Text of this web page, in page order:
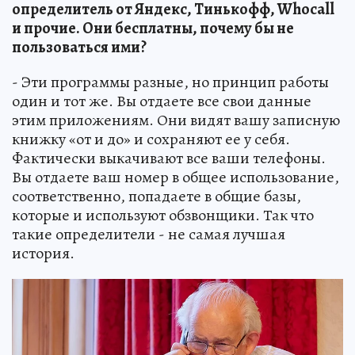
определитель от Яндекс, Тинькофф, Whocall
и прочие. Они бесплатны, почему бы не
пользоваться ими?
- Эти программы разные, но принцип работы
один и тот же. Вы отдаете все свои данные
этим приложениям. Они видят вашу записную
книжку «от и до» и сохраняют ее у себя.
Фактически выкачивают все ваши телефоны.
Вы отдаете ваш номер в общее использование,
соответственно, попадаете в общие базы,
которые и используют обзвонщики. Так что
такие определители - не самая лучшая
история.